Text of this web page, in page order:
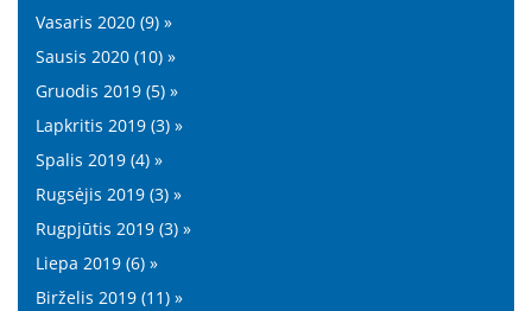
Vasaris 2020 (9) »
Sausis 2020 (10) »
Gruodis 2019 (5) »
Lapkritis 2019 (3) »
Spalis 2019 (4) »
Rugsėjis 2019 (3) »
Rugpjūtis 2019 (3) »
Liepa 2019 (6) »
Birželis 2019 (11) »